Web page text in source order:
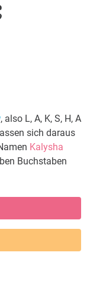
, also L, A, K, S, H, A
sich daraus
Kalysha
Buchstaben